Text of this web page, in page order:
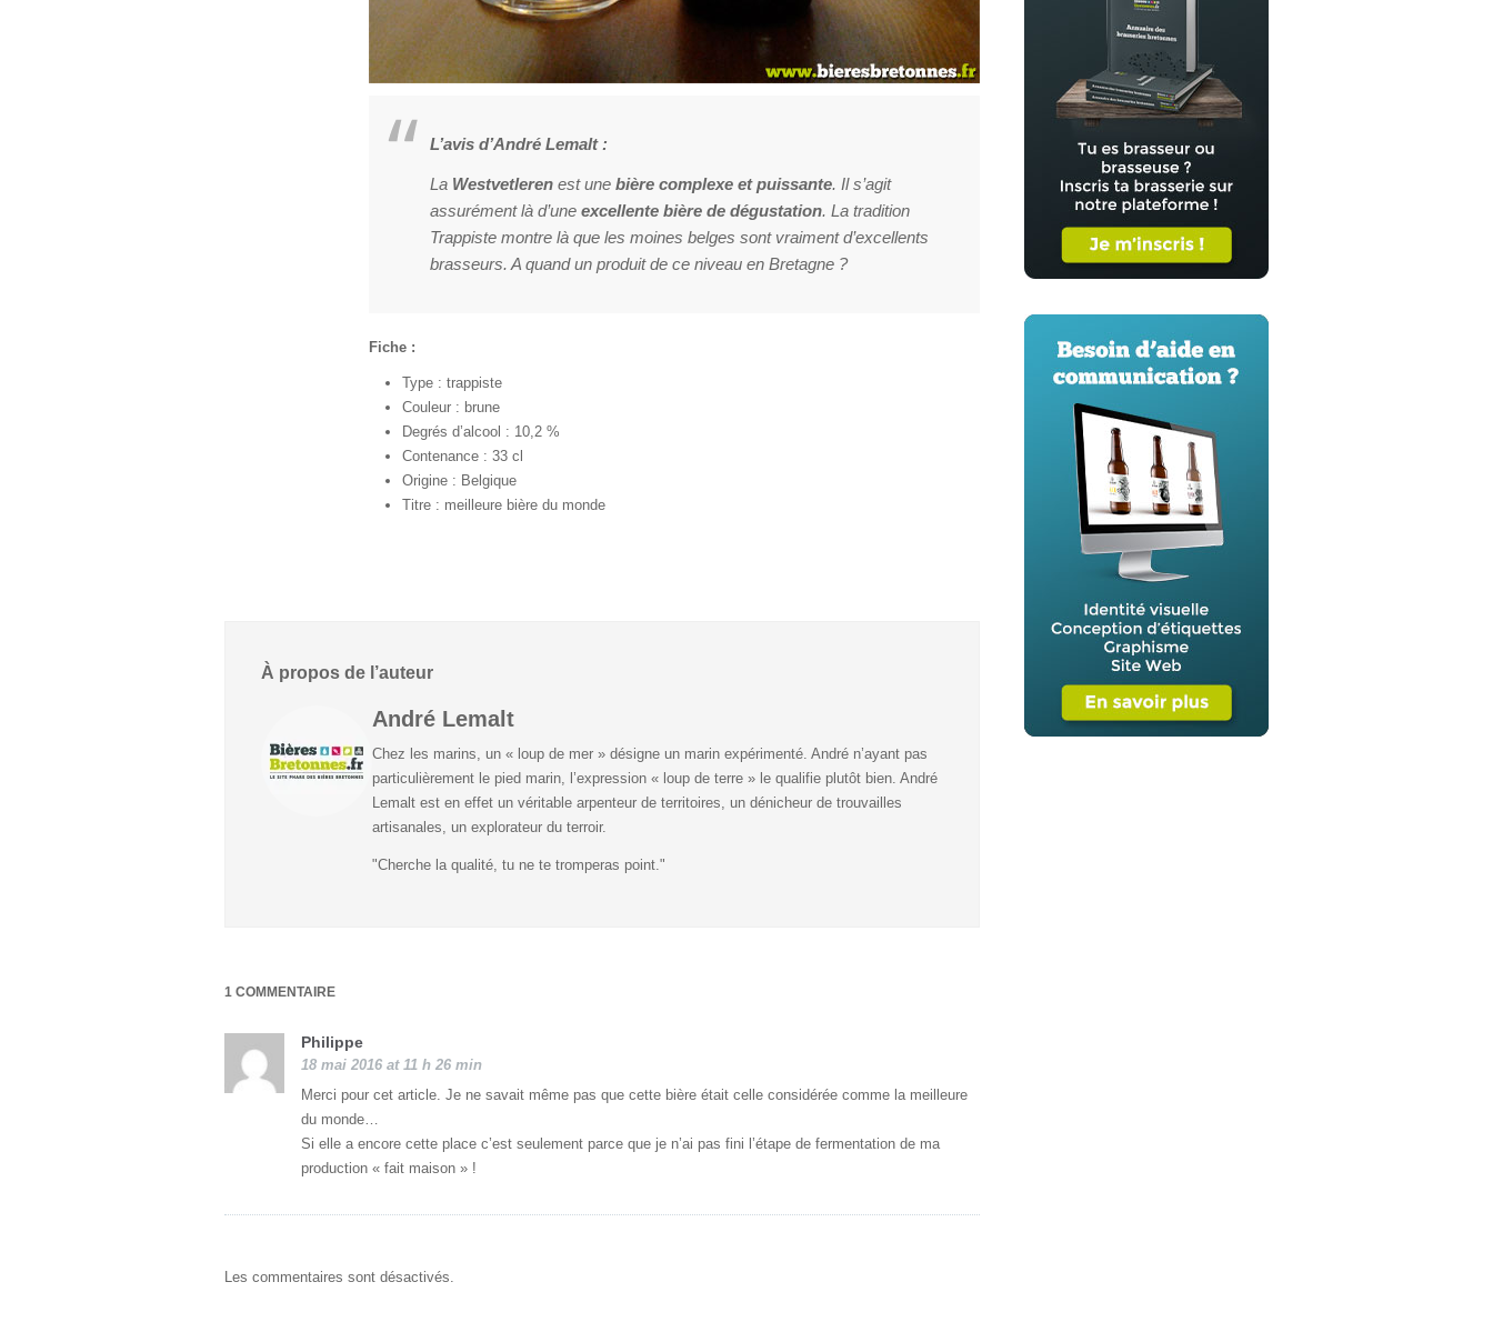
L’avis d’André Lemalt :
La Westvetleren est une bière complexe et puissante. Il s’agit
assurément là d’une excellente bière de dégustation. La tradition
Trappiste montre là que les moines belges sont vraiment d’excellents
brasseurs. A quand un produit de ce niveau en Bretagne ?
Fiche :
Type : trappiste
Couleur : brune
Degrés d’alcool : 10,2 %
Contenance : 33 cl
Origine : Belgique
Titre : meilleure bière du monde
À propos de l’auteur
André Lemalt
Chez les marins, un « loup de mer » désigne un marin expérimenté. André n’ayant pas
particulièrement le pied marin, l’expression « loup de terre » le qualifie plutôt bien. André
Lemalt est en effet un véritable arpenteur de territoires, un dénicheur de trouvailles
artisanales, un explorateur du terroir.
"Cherche la qualité, tu ne te tromperas point."
1 COMMENTAIRE
Philippe
18 mai 2016 at 11 h 26 min
Merci pour cet article. Je ne savait même pas que cette bière était celle considérée comme la meilleure
du monde…
Si elle a encore cette place c’est seulement parce que je n’ai pas fini l’étape de fermentation de ma
production « fait maison » !
Les commentaires sont désactivés.